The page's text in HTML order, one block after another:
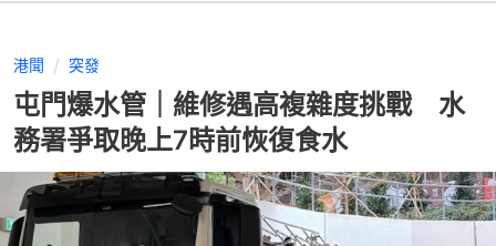
港聞 突發
屯門爆水管｜維修遇高複雜度挑戰 水
務署爭取晚上7時前恢復食水